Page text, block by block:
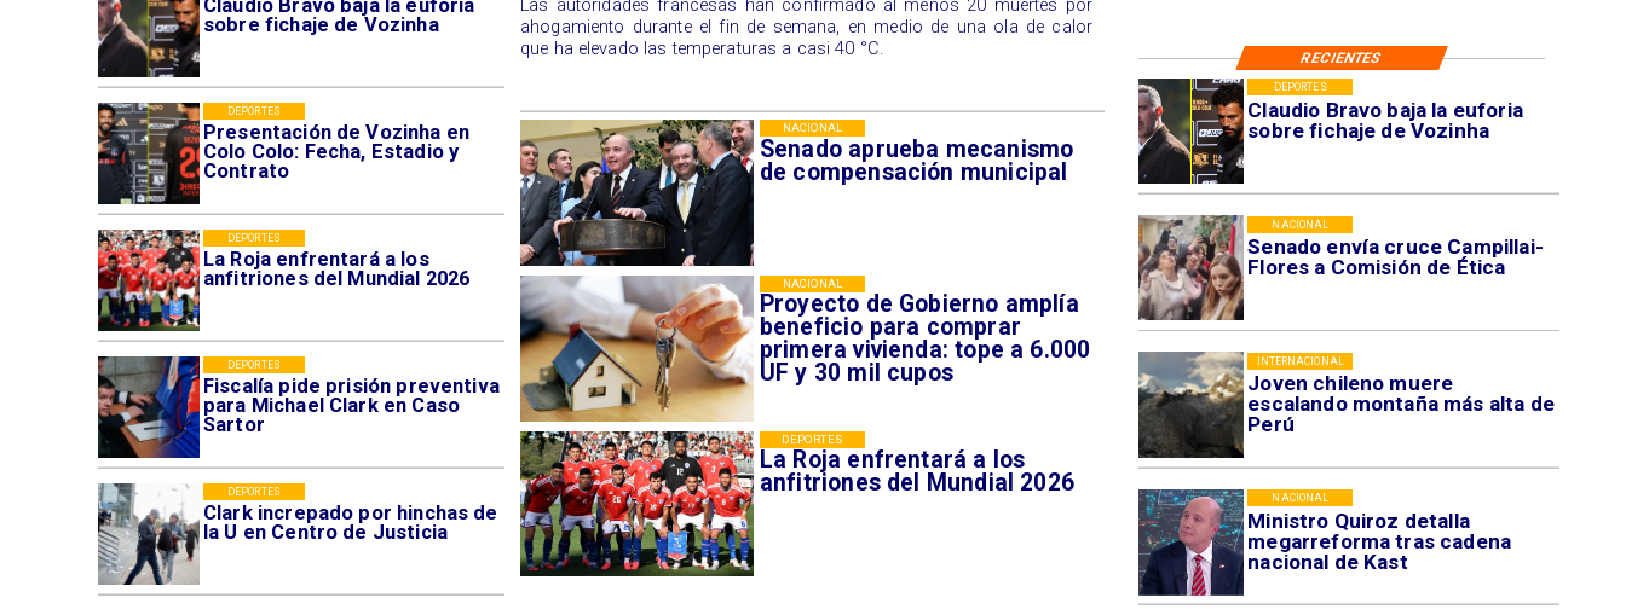
Claudio Bravo baja la euforia
sobre fichaje de Vozinha
DEPORTES
Senado envía cruce Campillai-
Flores a Comisión de Ética
NACIONAL
Joven chileno muere
escalando montaña más alta de
Perú
INTERNACIONAL
Ministro Quiroz detalla
megarreforma tras cadena
nacional de Kast
NACIONAL
Claudio Bravo baja la euforia
sobre fichaje de Vozinha
Presentación de Vozinha en
Colo Colo: Fecha, Estadio y
Contrato
DEPORTES
La Roja enfrentará a los
anfitriones del Mundial 2026
DEPORTES
Fiscalía pide prisión preventiva
para Michael Clark en Caso
Sartor
DEPORTES
Clark increpado por hinchas de
la U en Centro de Justicia
DEPORTES
Senado aprueba mecanismo
de compensación municipal
NACIONAL
Proyecto de Gobierno amplía
beneficio para comprar
primera vivienda: tope a 6.000
UF y 30 mil cupos
NACIONAL
La Roja enfrentará a los
anfitriones del Mundial 2026
DEPORTES
Las autoridades francesas han confirmado al menos 20 muertes por
ahogamiento durante el fin de semana, en medio de una ola de calor
que ha elevado las temperaturas a casi 40 °C.
RECIENTES